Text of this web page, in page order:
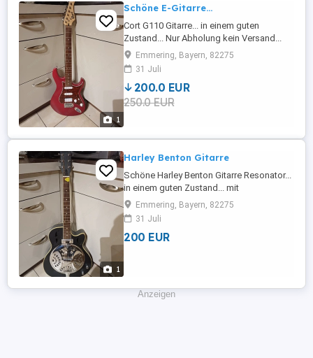
1
Schöne E-Gitarre...
Cort G110 Gitarre... in einem guten
Zustand... Nur Abholung kein Versand...
Emmering, Bayern, 82275
31 Juli
200.0 EUR
250.0 EUR
1
Harley Benton Gitarre
Schöne Harley Benton Gitarre Resonator...
in einem guten Zustand... mit
Tonabnehmer... Sattelbreite 43mm...
Emmering, Bayern, 82275
31 Juli
200 EUR
Anzeigen